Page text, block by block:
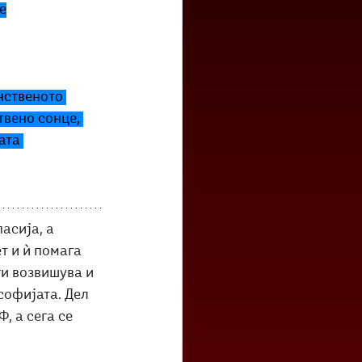
сонце,
а
и ѝ помага
возвишува и
Дел
а сега се